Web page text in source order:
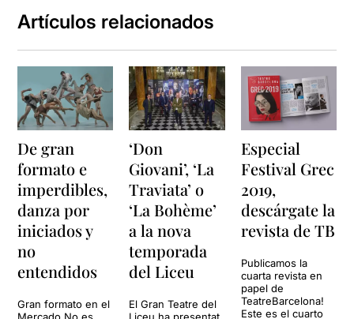
Artículos relacionados
De gran
formato e
imperdibles,
danza por
iniciados y
no
entendidos
Gran formato en el
‘Don
Giovani’, ‘La
Traviata’ o
‘La Bohème’
a la nova
temporada
del Liceu
El Gran Teatre del
Especial
Festival Grec
2019,
descárgate la
revista de TB
Publicamos la
cuarta revista en
papel de
TeatreBarcelona!
Este es el cuarto